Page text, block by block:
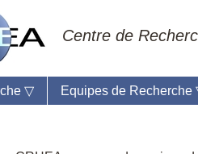
Centre de
▽ Equipes de Recherche